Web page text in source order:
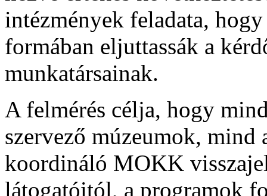
intézmények feladata,
formában eljuttassák a
munkatársainak.
A felmérés célja, hogy
szervező múzeumok,
koordináló MOKK
látogatóitól, a programok